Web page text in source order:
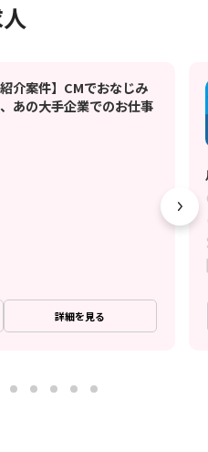
紹介案件】CMでおなじみ
あの大手企業でのお仕事
詳細を見る